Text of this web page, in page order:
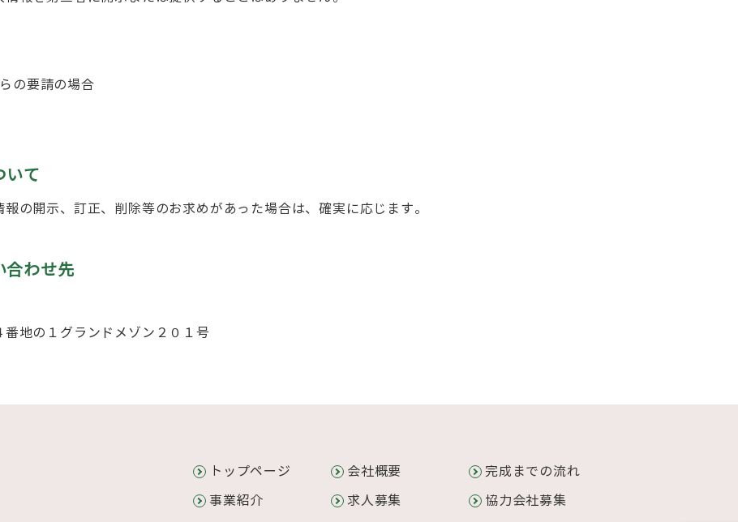
の要請の場合
いて
の開示、訂正、削除等のお求めがあった場合は、確実に応じます。
合わせ先
地の１グランドメゾン２０１号
トップページ
事業紹介
会社概要
求人募集
完成までの流れ
協力会社募集